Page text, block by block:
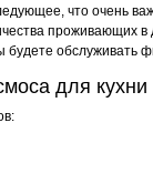
что очень
проживающих
будете
для